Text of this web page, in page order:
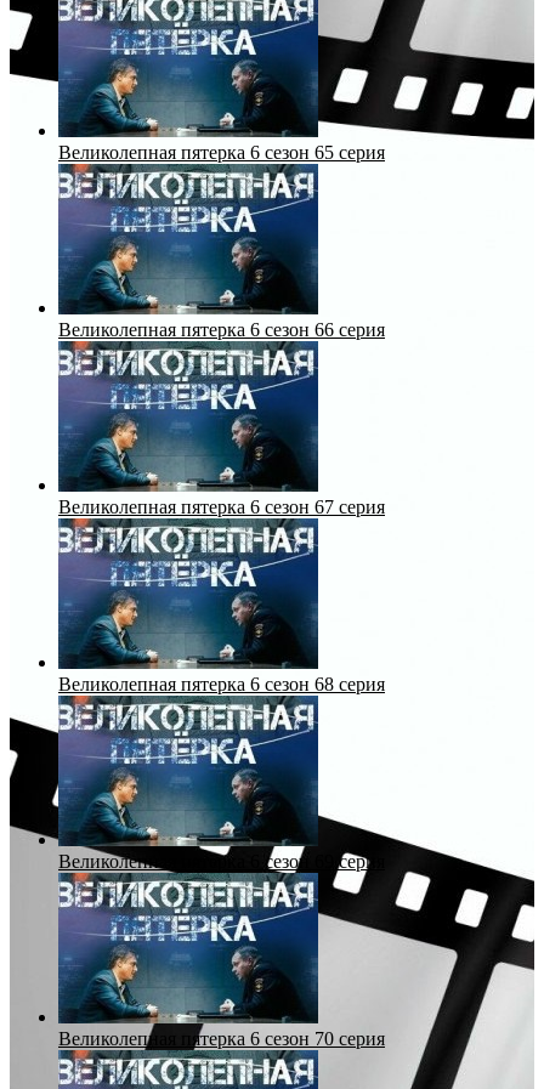
Великолепная пятерка 6 сезон 65 серия
Великолепная пятерка 6 сезон 66 серия
Великолепная пятерка 6 сезон 67 серия
Великолепная пятерка 6 сезон 68 серия
Великолепная пятерка 6 сезон 69 серия
Великолепная пятерка 6 сезон 70 серия